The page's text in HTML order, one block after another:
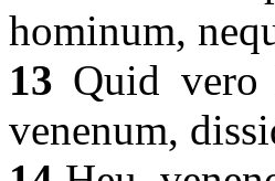
hominum,
13 Quid vero
venenum,